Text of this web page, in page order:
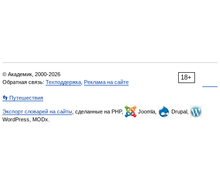
18+
© Академик, 2000-2026
Обратная связь: Техподдержка Реклама на сайте
👣 Путешествия
Экспорт словарей на сайты , сделанные на PHP, Joomla,
Drupal,
WordPress, MODx.